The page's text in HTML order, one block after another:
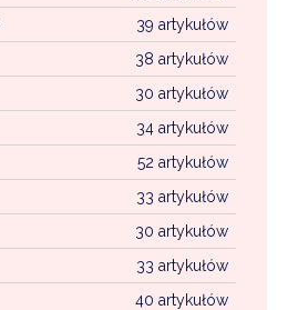
39 artykułów
38 artykułów
30 artykułów
34 artykułów
52 artykułów
33 artykułów
30 artykułów
33 artykułów
40 artykułów